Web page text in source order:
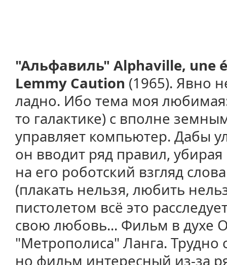
"Альфавиль" Alphaville, une
Lemmy Caution (1965). Явно
ладно. Ибо тема моя
то галактике) с вполне
управляет компьютер. Дабы
он вводит ряд правил,
на его роботский взгляд
(плакать нельзя, любить
пистолетом всё это
свою любовь... Фильм в духе
"Метрополиса" Ланга. Трудно
но фильм интересный из-за